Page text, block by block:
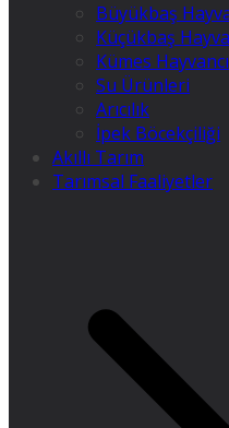
Büyükbaş
Küçükbaş
Kümes
Su Ürünleri
Arıcılık
İpek Böcekçiliği
Akıllı Tarım
Tarımsal Faaliyetler